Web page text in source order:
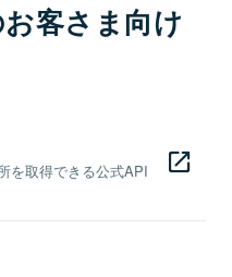
客さま向け
を取得できる公式API